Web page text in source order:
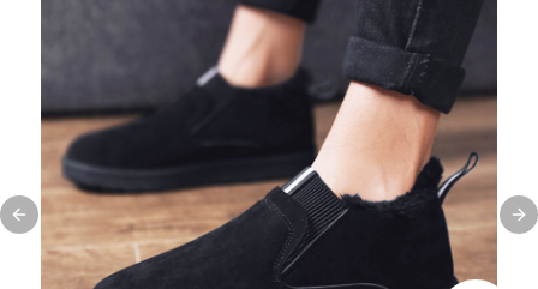
Previous slide